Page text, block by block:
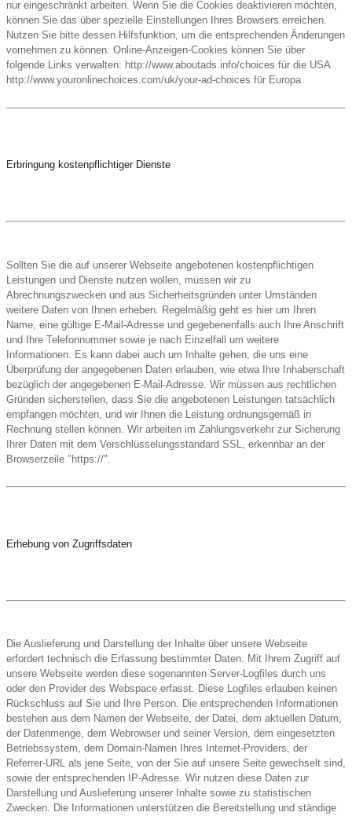
nur eingeschränkt arbeiten. Wenn Sie die Cookies deaktivieren möchten,
können Sie das über spezielle Einstellungen Ihres Browsers erreichen.
Nutzen Sie bitte dessen Hilfsfunktion, um die entsprechenden Änderungen
vornehmen zu können. Online-Anzeigen-Cookies können Sie über
folgende Links verwalten: http://www.aboutads.info/choices für die USA
http://www.youronlinechoices.com/uk/your-ad-choices für Europa
Erbringung kostenpflichtiger Dienste
Sollten Sie die auf unserer Webseite angebotenen kostenpflichtigen
Leistungen und Dienste nutzen wollen, müssen wir zu
Abrechnungszwecken und aus Sicherheitsgründen unter Umständen
weitere Daten von Ihnen erheben. Regelmäßig geht es hier um Ihren
Name, eine gültige E-Mail-Adresse und gegebenenfalls auch Ihre Anschrift
und Ihre Telefonnummer sowie je nach Einzelfall um weitere
Informationen. Es kann dabei auch um Inhalte gehen, die uns eine
Überprüfung der angegebenen Daten erlauben, wie etwa Ihre Inhaberschaft
bezüglich der angegebenen E-Mail-Adresse. Wir müssen aus rechtlichen
Gründen sicherstellen, dass Sie die angebotenen Leistungen tatsächlich
empfangen möchten, und wir Ihnen die Leistung ordnungsgemäß in
Rechnung stellen können. Wir arbeiten im Zahlungsverkehr zur Sicherung
Ihrer Daten mit dem Verschlüsselungsstandard SSL, erkennbar an der
Browserzeile "https://".
Erhebung von Zugriffsdaten
Die Auslieferung und Darstellung der Inhalte über unsere Webseite
erfordert technisch die Erfassung bestimmter Daten. Mit Ihrem Zugriff auf
unsere Webseite werden diese sogenannten Server-Logfiles durch uns
oder den Provider des Webspace erfasst. Diese Logfiles erlauben keinen
Rückschluss auf Sie und Ihre Person. Die entsprechenden Informationen
bestehen aus dem Namen der Webseite, der Datei, dem aktuellen Datum,
der Datenmenge, dem Webrowser und seiner Version, dem eingesetzten
Betriebssystem, dem Domain-Namen Ihres Internet-Providers, der
Referrer-URL als jene Seite, von der Sie auf unsere Seite gewechselt sind,
sowie der entsprechenden IP-Adresse. Wir nutzen diese Daten zur
Darstellung und Auslieferung unserer Inhalte sowie zu statistischen
Zwecken. Die Informationen unterstützen die Bereitstellung und ständige